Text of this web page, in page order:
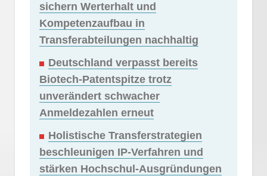
sichern Werterhalt und
Kompetenzaufbau in
Transferabteilungen nachhaltig
Deutschland verpasst bereits
Biotech-Patentspitze trotz
unverändert schwacher
Anmeldezahlen erneut
Holistische Transferstrategien
beschleunigen IP-Verfahren und
stärken Hochschul-Ausgründungen